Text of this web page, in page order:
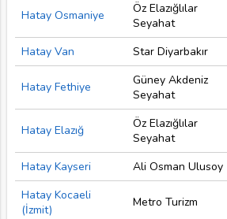
Hatay Osmaniye
Öz Elazığlılar
Seyahat
Hatay Van Star Diyarbakır
Hatay Fethiye
Güney Akdeniz
Seyahat
Hatay Elazığ
Öz Elazığlılar
Seyahat
Hatay Kayseri Ali Osman Ulusoy
Hatay Kocaeli
(İzmit)
Metro Turizm